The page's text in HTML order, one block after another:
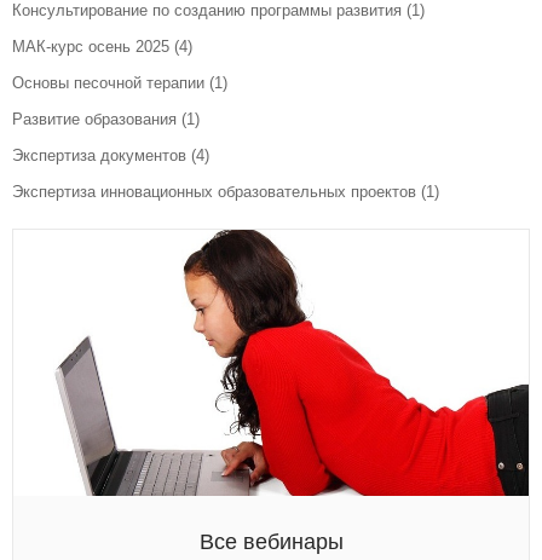
Консультирование по созданию программы развития (1)
МАК-курс осень 2025 (4)
Основы песочной терапии (1)
Развитие образования (1)
Экспертиза документов (4)
Экспертиза инновационных образовательных проектов (1)
Все вебинары